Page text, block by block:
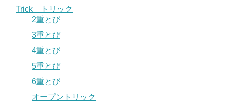
Trick トリック
2重とび
3重とび
4重とび
5重とび
6重とび
オープントリック